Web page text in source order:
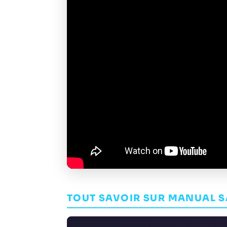
TOUT SAVOIR SUR MANUAL